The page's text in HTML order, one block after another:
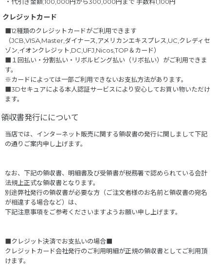
クレジットカード
■12種類のクレジットカードがご利用できます
（JCB,VISA,Master,ダイナース,アメリカンエキスプレス,UC,クレディセ
ゾン,イオンクレジット,DC,UFJ,Nicos,TOP＆カード）
■１回払い・分割払い・リボルビング払い（リボ払い）がご利用できま
す。
※カードによっては一部ご利用できないお支払方法があります。
■3Dセキュアによる本人認証サービスにより安心してお買い物いただけ
ます。
領収書発行にについて
当店では、インターネット販売に関する領収書の発行に関しまして下記
の通りご案内申し上げます。
なお、下記の領収書、明細書及び受領書が税務署で認められている会計
法規上正式な領収書となります。
別途弊社発行の領収書が必要な方（ご注文者様のお名前と領収書の宛名
が相違する場合など）は、
下記注意事項をご参考くださいますようお願い申し上げます。
■クレジット決済でお支払いの場合■
クレジットカード会社発行のご利用明細が正規の領収書としてご利用頂
けます。